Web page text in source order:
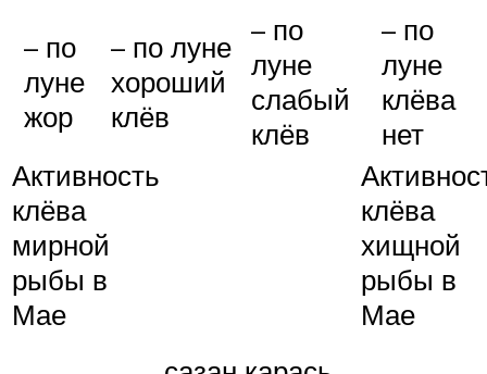
– по
луне
жор
– по луне
хороший
клёв
– по
луне
слабый
клёв
– по
луне
клёва
нет
Активность
клёва
мирной
рыбы в
Мае
клёва
хищной
рыбы в
Мае